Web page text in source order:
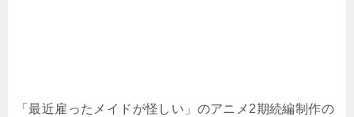
「最近雇ったメイドが怪しい」のアニメ2期続編制作の